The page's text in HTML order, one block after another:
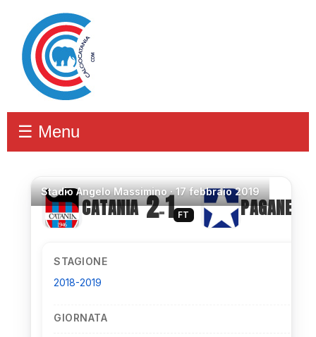
☰ Menu
StadioAngelo Massimino ·17 febbraio 2019
CATANIA 2–1 FT PAGANESE
STAGIONE
2018-2019
GIORNATA